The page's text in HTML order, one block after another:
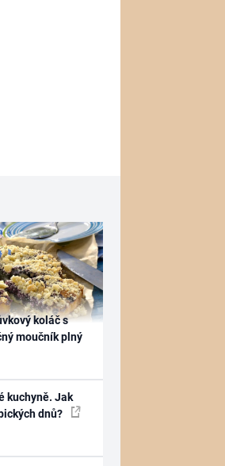
koláč s
moučník plný
kuchyně. Jak
dnů?